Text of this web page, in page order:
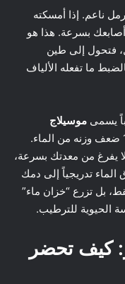
ناعم. إذا أمسكته
بسرعة. هذا هو
فتحول إلى طين
ما تفعله الألياف
يسمى موسيلاج
، وهو هلام لزج يمتص حتى 12 ضعف وزنه من الماء.
يفرغ من معدتك بسرعة،
الماء تدريجياً إلى دمك
بل تزرع “خزان ماء”
الحيوية للترطيب.
كيف تحضر